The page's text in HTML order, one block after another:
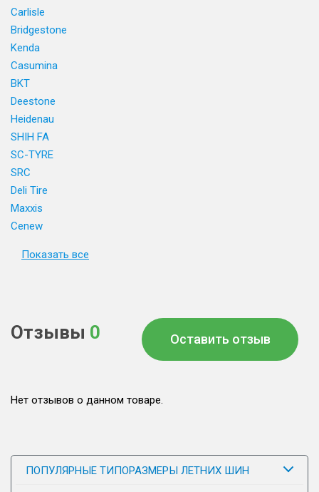
Carlisle
Bridgestone
Kenda
Casumina
BKT
Deestone
Heidenau
SHIH FA
SC-TYRE
SRC
Deli Tire
Maxxis
Cenew
Показать все
Отзывы 0 Оставить отзыв
Нет отзывов о данном товаре.
ПОПУЛЯРНЫЕ ТИПОРАЗМЕРЫ ЛЕТНИХ ШИН